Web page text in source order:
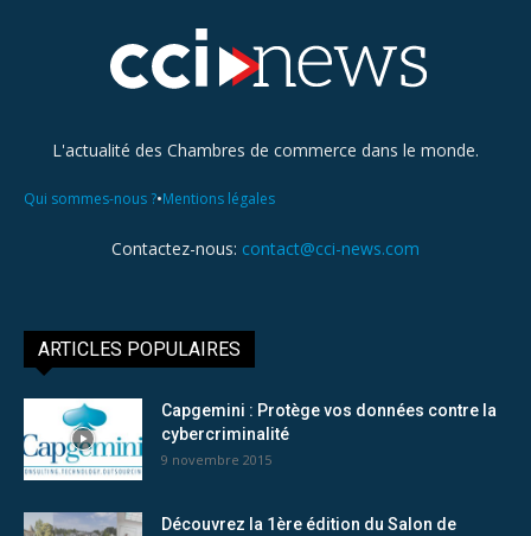
L'actualité des Chambres de commerce dans le monde.
Qui sommes-nous ?•Mentions légales
Contactez-nous: contact@cci-news.com
ARTICLES POPULAIRES
Capgemini : Protège vos données contre la
cybercriminalité
9 novembre 2015
Découvrez la 1ère édition du Salon de